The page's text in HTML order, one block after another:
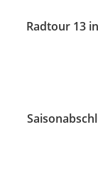
Radtour 13